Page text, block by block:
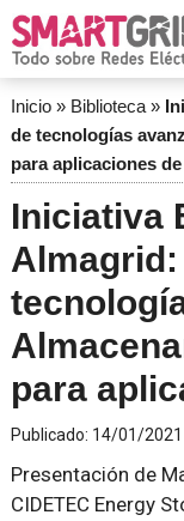
Inicio» Biblioteca»
de tecnologías
para aplicaciones
Iniciativa
para
Publicado: 14/01/2021
Presentación de
CIDETEC Energy